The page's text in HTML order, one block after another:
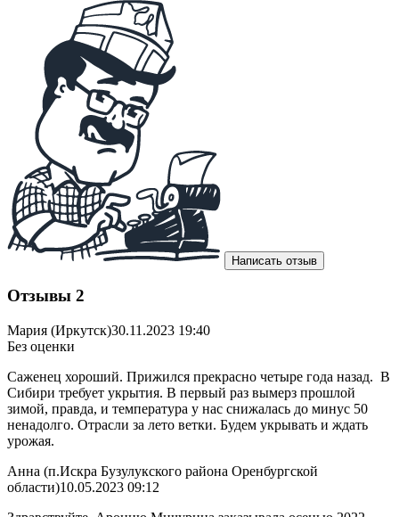
Написать отзыв
Отзывы 2
Мария (Иркутск)30.11.2023 19:40
Без оценки
Саженец хороший. Прижился прекрасно четыре года назад. В
Сибири требует укрытия. В первый раз вымерз прошлой
зимой, правда, и температура у нас снижалась до минус 50
ненадолго. Отрасли за лето ветки. Будем укрывать и ждать
урожая.
Анна (п.Искра Бузулукского района Оренбургской
области)10.05.2023 09:12